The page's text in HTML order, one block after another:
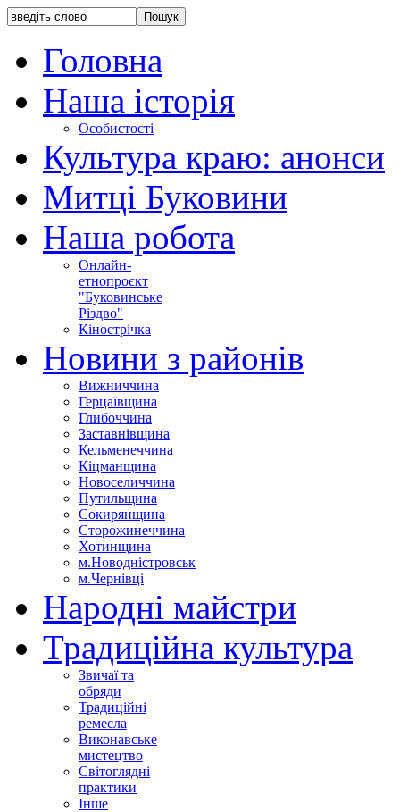
Головна
Наша історія
Особистості
Культура краю: анонси
Митці Буковини
Наша робота
Онлайн-
етнопроєкт
"Буковинське
Різдво"
Кінострічка
Новини з районів
Вижниччина
Герцаївщина
Глибоччина
Заставнівщина
Кельменеччина
Кіцманщина
Новоселиччина
Путильщина
Сокирянщина
Сторожинеччина
Хотинщина
м.Новодністровськ
м.Чернівці
Народні майстри
Традиційна культура
Звичаї та
обряди
Традиційні
ремесла
Виконавське
мистецтво
Світоглядні
практики
Інше